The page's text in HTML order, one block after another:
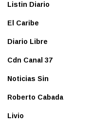
Listin Diario
El Caribe
Diario Libre
Cdn Canal 37
Noticias Sin
Roberto Cabada
Livio